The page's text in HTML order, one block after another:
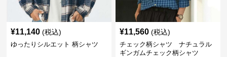
¥11,140 (税込)
ゆったりシルエット 柄シャツ
¥11,560 (税込)
チェック柄シャツ ナチュラル
ギンガムチェック柄シャツ